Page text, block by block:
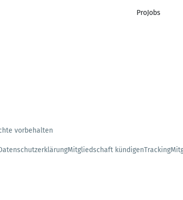
ProJobs
vorbehalten
Mitgliedschaft kündigenTracking